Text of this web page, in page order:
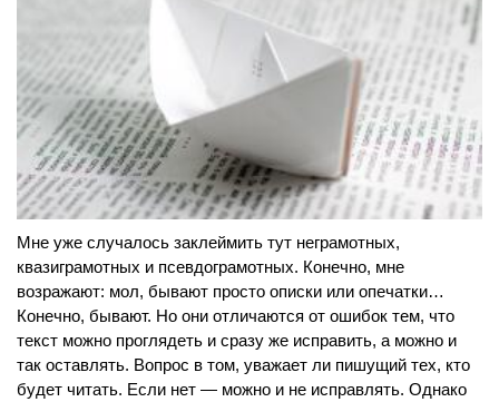
Мне уже случалось заклеймить тут неграмотных,
квазиграмотных и псевдограмотных. Конечно, мне
возражают: мол, бывают просто описки или опечатки…
Конечно, бывают. Но они отличаются от ошибок тем, что
текст можно проглядеть и сразу же исправить, а можно и
так оставлять. Вопрос в том, уважает ли пишущий тех, кто
будет читать. Если нет — можно и не исправлять. Однако